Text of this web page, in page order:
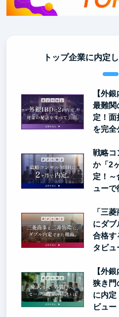
トップ企業に内定
【外
最難関
定！面
を完全
戦略
か「2
定！～
ューで
「三
にダブ
合格す
タビュ
【外
狭き門
に内定
ビュー